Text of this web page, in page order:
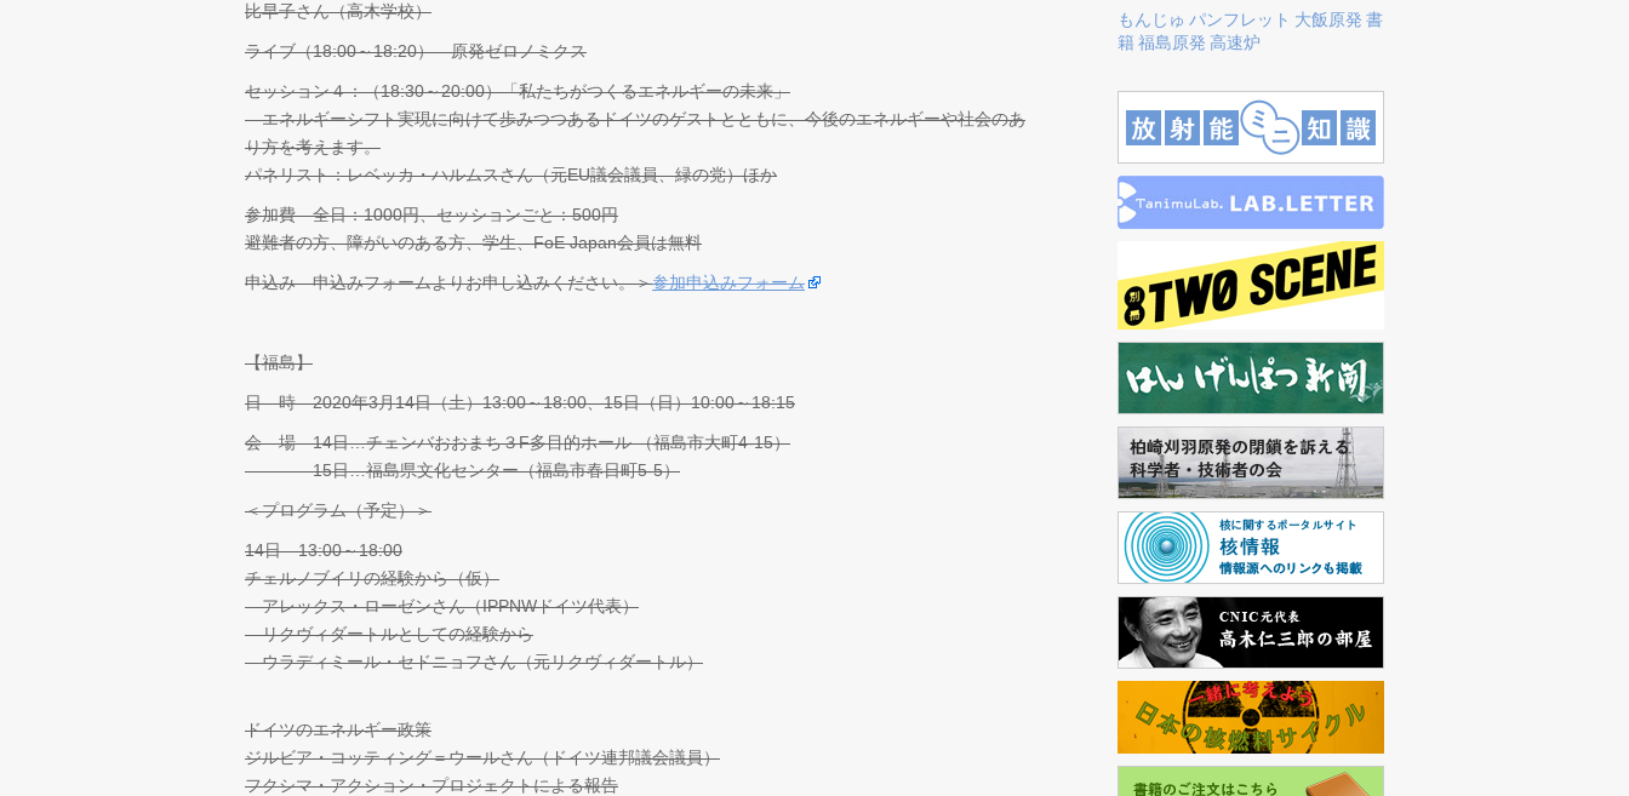
比早子さん（高木学校）
ライブ（18:00～18:20） 原発ゼロノミクス
セッション４：（18:30～20:00）「私たちがつくるエネルギーの未来」
エネルギーシフト実現に向けて歩みつつあるドイツのゲストとともに、今後のエネルギーや社会のあ
り方を考えます。
パネリスト：レベッカ・ハルムスさん（元EU議会議員、緑の党）ほか
参加費 全日：1000円、セッションごと：500円
避難者の方、障がいのある方、学生、FoE Japan会員は無料
申込み 申込みフォームよりお申し込みください。＞参加申込みフォーム
【福島】
日 時 2020年3月14日（土）13:00～18:00、15日（日）10:00～18:15
会 場 14日…チェンバおおまち３F多目的ホール （福島市大町4-15）
15日…福島県文化センター（福島市春日町5-5）
＜プログラム（予定）＞
14日 13:00～18:00
チェルノブイリの経験から（仮）
アレックス・ローゼンさん（IPPNWドイツ代表）
リクヴィダートルとしての経験から
ウラディミール・セドニョフさん（元リクヴィダートル）
ドイツのエネルギー政策
ジルビア・コッティング＝ウールさん（ドイツ連邦議会議員）
フクシマ・アクション・プロジェクトによる報告
もんじゅ パンフレット 大飯原発 書
籍福島原発 高速炉